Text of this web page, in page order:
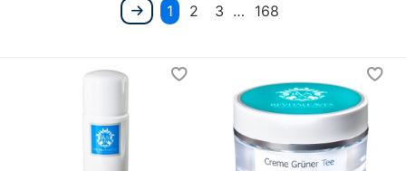
1 2 3 … 168